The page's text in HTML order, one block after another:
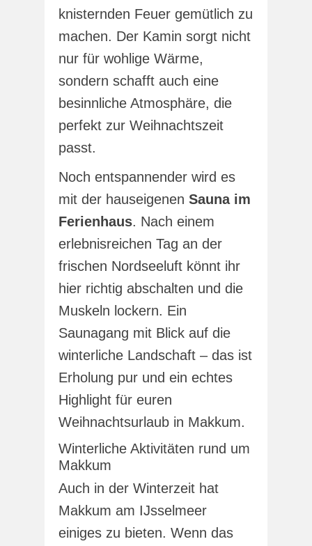
knisternden Feuer gemütlich zu
machen. Der Kamin sorgt nicht
nur für wohlige Wärme,
sondern schafft auch eine
besinnliche Atmosphäre, die
perfekt zur Weihnachtszeit
passt.
Noch entspannender wird es
mit der hauseigenen Sauna im
Ferienhaus. Nach einem
erlebnisreichen Tag an der
frischen Nordseeluft könnt ihr
hier richtig abschalten und die
Muskeln lockern. Ein
Saunagang mit Blick auf die
winterliche Landschaft – das ist
Erholung pur und ein echtes
Highlight für euren
Weihnachtsurlaub in Makkum.
Winterliche Aktivitäten rund um
Makkum
Auch in der Winterzeit hat
Makkum am IJsselmeer
einiges zu bieten. Wenn das